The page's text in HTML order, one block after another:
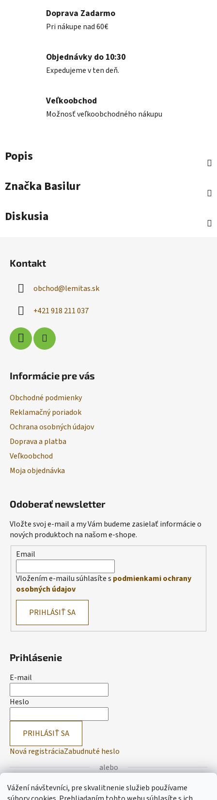
Vážení návštevníci, pre skvalitnenie služieb používame
Doprava Zadarmo
Pri nákupe nad 60€
Objednávky do 10:30
Expedujeme v ten deň.
Veľkoobchod
Možnosť veľkoobchodného nákupu
Popis
Značka Basilur
Diskusia
Kontakt
obchod@lemitas.sk
+421 918 211 037
Informácie pre vás
Obchodné podmienky
Reklamačný poriadok
Ochrana osobných údajov
Doprava a platba
Veľkoobchod
Moja objednávka
Odoberať newsletter
Vložte svoj e-mail a my Vám budeme zasielať informácie o
nových produktoch na našom e-shope.
Email
Vložením e-mailu súhlasíte s podmienkami ochrany
osobných údajov
PRIHLÁSIŤ SA
Prihlásenie
E-mail
Heslo
PRIHLÁSIŤ SA
Nová registráciaZabudnuté heslo
alebo
Prihlásiť sa cez Facebook